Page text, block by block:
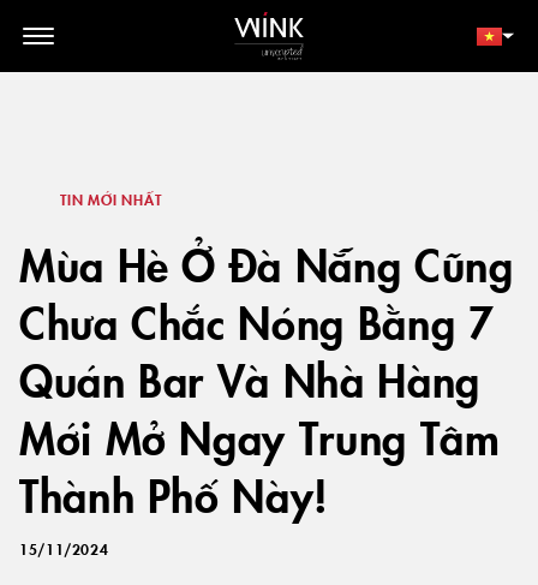
// toolbar-mobile position-fixed bottom-0 left-0 z-30 w-full
d-block d-lg-none
TIN MỚI NHẤT
Mùa Hè Ở Đà Nẵng Cũng
Chưa Chắc Nóng Bằng 7
Quán Bar Và Nhà Hàng
Mới Mở Ngay Trung Tâm
Thành Phố Này!
15/11/2024